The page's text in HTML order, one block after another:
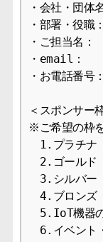
・会社・団体
・部署・役職：
・ご担当名：
・email：
・お電話番号：
＜スポンサー
※ご希望の枠
1.プラチナ
2.ゴールド
3.シルバー
4.ブロンズ
5.IoT機器の
6.イベント